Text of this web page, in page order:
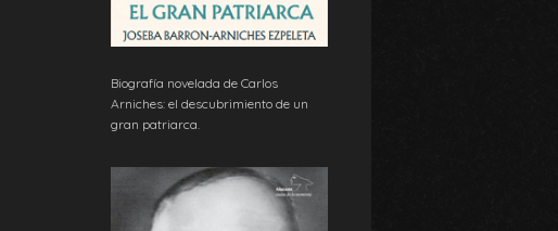
Biografía novelada de Carlos
Arniches: el descubrimiento de un
gran patriarca.